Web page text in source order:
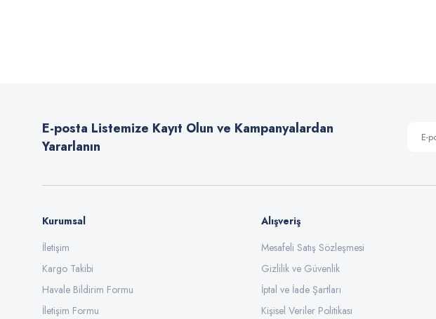
Ürün bilgilerinde hatalar bulunuyor.
Ürün fiyatı diğer sitelerden daha pahalı.
E-posta Listemize Kayıt Olun ve Kampanyalardan
Yararlanın
Kurumsal
İletişim
Kargo Takibi
Havale Bildirim Formu
İletişim Formu
Alışveriş
Mesafeli Satış Sözleşmesi
Gizlilik ve Güvenlik
İptal ve İade Şartları
Kişisel Veriler Politikası